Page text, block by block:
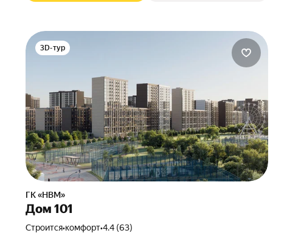
3D-тур
ГК «НВМ»
Дом 101
Строится•комфорт•4.4 (63)